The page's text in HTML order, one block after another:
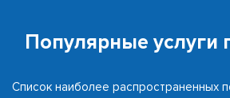
Популярные услуги
Список наиболее распространенных